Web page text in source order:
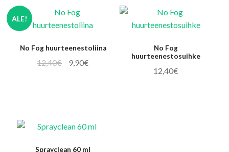
No Fog huurteenestoliina
ALE!
12,40€
Alkuperäinen
9,90€
No Fog
huurteenestosuihke
12,40€
Sprayclean 60 ml